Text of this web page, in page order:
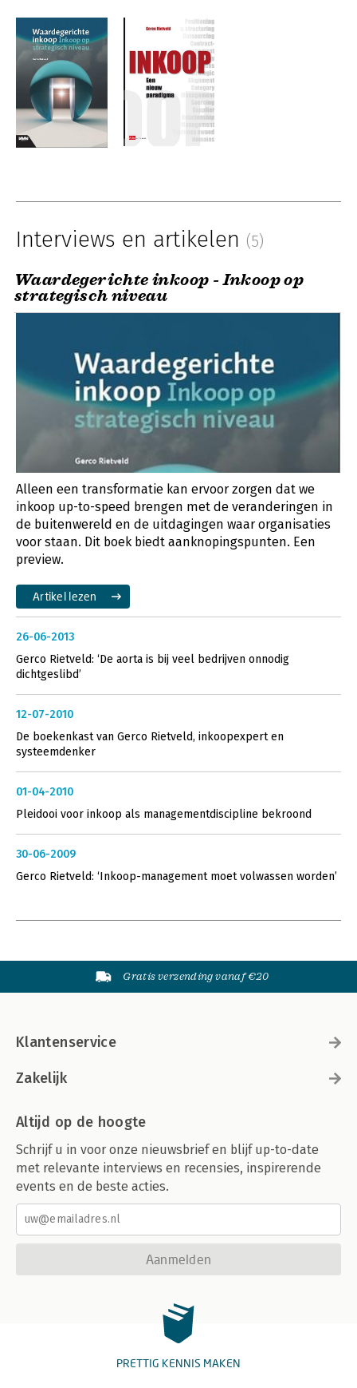
Interviews en artikelen (5)
Waardegerichte inkoop - Inkoop op
strategisch niveau
Alleen een transformatie kan ervoor zorgen dat we
inkoop up-to-speed brengen met de veranderingen in
de buitenwereld en de uitdagingen waar organisaties
voor staan. Dit boek biedt aanknopingspunten. Een
preview.
Artikel lezen
26-06-2013
Gerco Rietveld: ‘De aorta is bij veel bedrijven onnodig
dichtgeslibd’
12-07-2010
De boekenkast van Gerco Rietveld, inkoopexpert en
systeemdenker
01-04-2010
Pleidooi voor inkoop als managementdiscipline bekroond
30-06-2009
Gerco Rietveld: ‘Inkoop-management moet volwassen worden’
Gratis verzending vanaf €20
Klantenservice
Zakelijk
Altijd op de hoogte
Schrijf u in voor onze nieuwsbrief en blijf up-to-date
met relevante interviews en recensies, inspirerende
events en de beste acties.
Aanmelden
PRETTIG KENNIS MAKEN